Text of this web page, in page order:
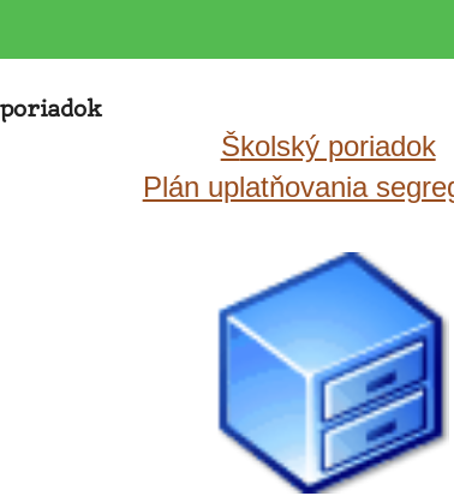
Školský poriadok
Plán uplatňovania